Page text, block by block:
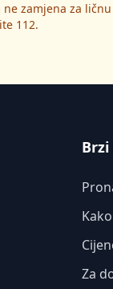
zamjena za
112.
Za